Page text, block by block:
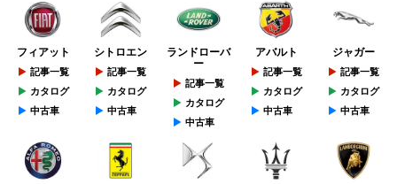
フィアット
記事一覧
カタログ
中古車
シトロエン
記事一覧
カタログ
中古車
ランドローバ
ー
記事一覧
カタログ
中古車
アバルト
記事一覧
カタログ
中古車
ジャガー
記事一覧
カタログ
中古車